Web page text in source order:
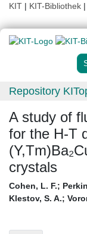
KIT | KIT-Bibliothek |
Repository
A study of
for the H-T
crystals
Cohen, L. F.;
Klestov, S. A.;